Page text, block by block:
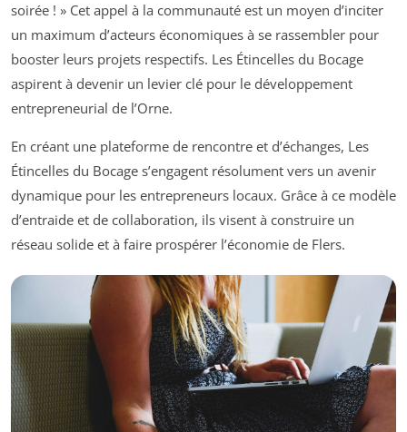
soirée ! » Cet appel à la communauté est un moyen d’inciter
un maximum d’acteurs économiques à se rassembler pour
booster leurs projets respectifs. Les Étincelles du Bocage
aspirent à devenir un levier clé pour le développement
entrepreneurial de l’Orne.
En créant une plateforme de rencontre et d’échanges, Les
Étincelles du Bocage s’engagent résolument vers un avenir
dynamique pour les entrepreneurs locaux. Grâce à ce modèle
d’entraide et de collaboration, ils visent à construire un
réseau solide et à faire prospérer l’économie de Flers.